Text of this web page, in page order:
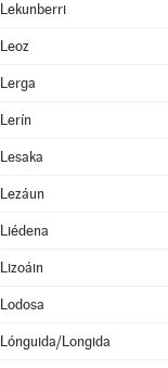
Lekunberri
Leoz
Lerga
Lerín
Lesaka
Lezáun
Liédena
Lizoáin
Lodosa
Lónguida/Longida